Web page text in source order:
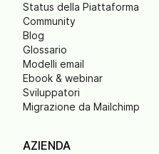
Status della Piattaforma
Community
Blog
Glossario
Modelli email
Ebook & webinar
Sviluppatori
Migrazione da Mailchimp
AZIENDA